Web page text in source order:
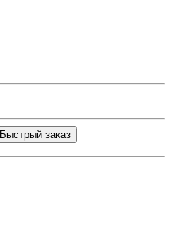
Быстрый заказ